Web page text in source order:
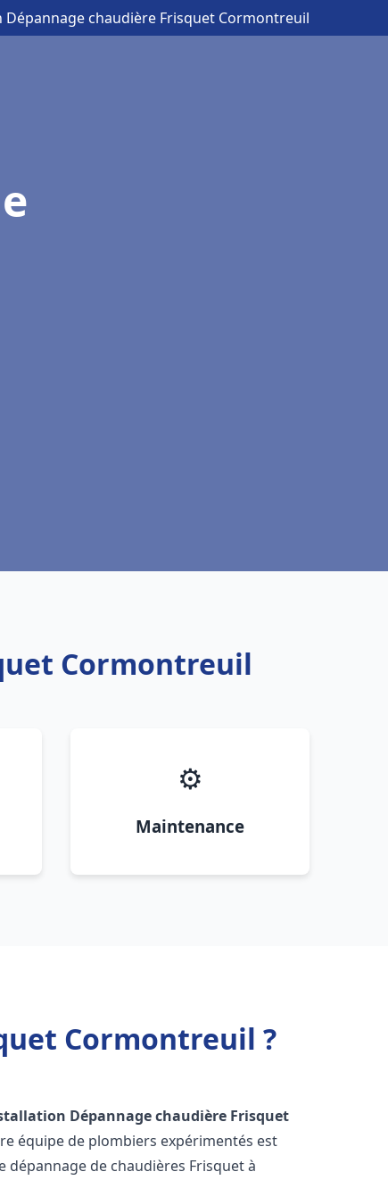
Dépannage chaudière Frisquet Cormontreuil
Cormontreuil
⚙️
Maintenance
Cormontreuil ?
Dépannage chaudière Frisquet
équipe de plombiers expérimentés est
de chaudières Frisquet à